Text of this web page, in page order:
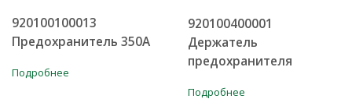
920100100013
Предохранитель 350А
Подробнее
920100400001
Держатель
предохранителя
Подробнее